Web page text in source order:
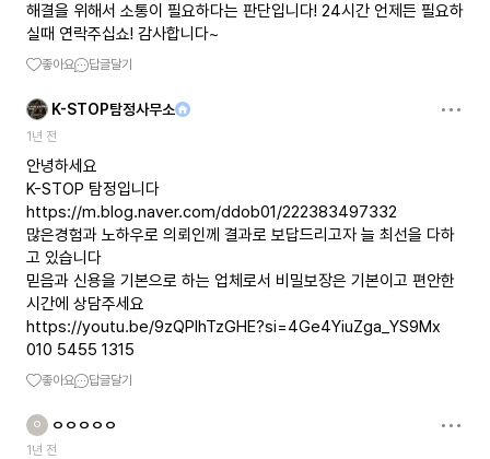
해결을 위해서 소통이 필요하다는 판단입니다! 24시간 언제든 필요하
실때 연락주십쇼! 감사합니다~
좋아요 답글달기
K-STOP탐정사무소
1년 전
안녕하세요
https://m.blog.naver.com/ddob01/222383497332
많은경험과 노하우로 의뢰인께 결과로 보답드리고자 늘 최선을 다하
고 있습니다
믿음과 신용을 기본으로 하는 업체로서 비밀보장은 기본이고 편안한
https://youtu.be/9zQPIhTzGHE?si=4Ge4YiuZga_YS9Mx
010 5455 1315
좋아요 답글달기
ㅇ ㅇㅇㅇㅇㅇ
1년 전